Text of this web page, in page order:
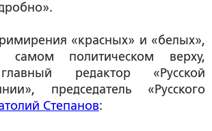
».
«красных» и «белых»,
самом политическом верху,
редактор «Русской
председатель «Русского
Степанов: